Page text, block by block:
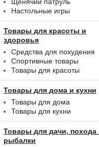
Настольные игры
Товары для красоты и
здоровья
Средства для похудения
Спортивные товары
Товары для красоты
Товары для дома и кухни
Товары для дома
Товары для кухни
Товары для дачи, похода
рыбалки